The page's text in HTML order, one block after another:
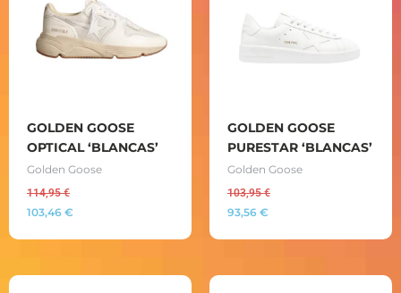
GOLDEN GOOSE
OPTICAL ‘BLANCAS’
Golden Goose
114,95€
103,46 €
GOLDEN GOOSE
PURESTAR ‘BLANCAS’
Golden Goose
103,95€
93,56 €